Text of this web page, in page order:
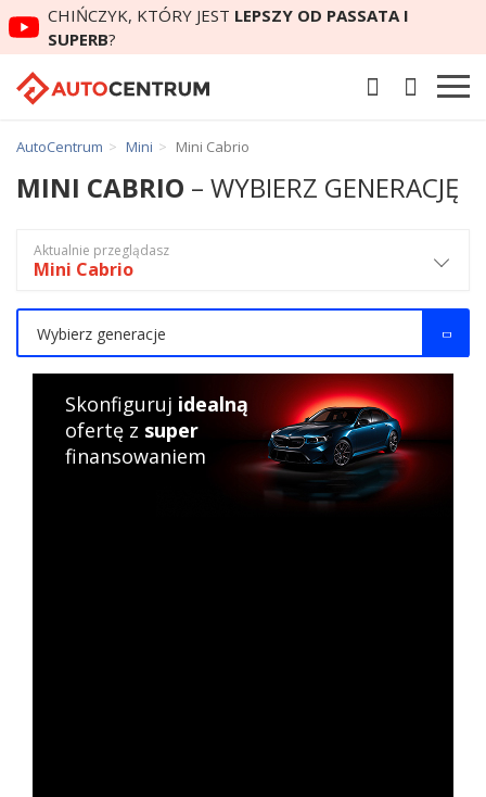
CHIŃCZYK, KTÓRY JEST LEPSZY OD PASSATA I
SUPERB?
AutoCentrum Mini Mini Cabrio
MINI CABRIO – WYBIERZ GENERACJĘ
Aktualnie przeglądasz
Mini Cabrio
Wybierz generacje
Skonfiguruj idealną
ofertę z super
finansowaniem